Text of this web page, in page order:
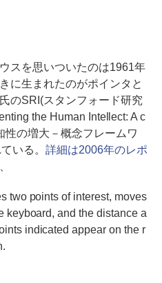
スを思いついたのは1961年
に生まれたのがポインタと
のSRI(スタンフォード研究
the Human Intellect: A c
性の増大－概念フレームワ
いる。 詳細は2006年のレポ
two points of interest, moves
keyboard, and the distance a
indicated appear on the r